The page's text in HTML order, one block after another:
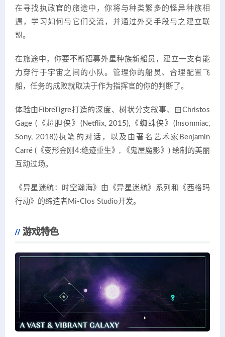
在寻找执政官的旅途中，你将与种类繁多的怪异种族相
遇，学习如何与它们交流，并通过外交手段与之建立联
盟。
在旅途中，你要不断招募外星种族新船员，建立一支有能
力穿行于宇宙之间的小队。管理你的船员、合理配置飞
船，任务的成败就取决于作为指挥官的你的判断了。
体验由FibreTigre打造的深度、树状分支叙事、由Christos
Gage (《超胆侠》(Netflix, 2015),《蜘蛛侠》(Insomniac,
Sony, 2018))执笔的对话，以及由著名艺术家Benjamin
Carré (《变形金刚4:绝迹重生》, 《鬼屋魔影》) 绘制的美丽
互动过场。
《异星迷航：时空瀚海》由《异星迷航》系列和《西格玛
行动》的缔造者Mi-Clos Studio开发。
游戏特色